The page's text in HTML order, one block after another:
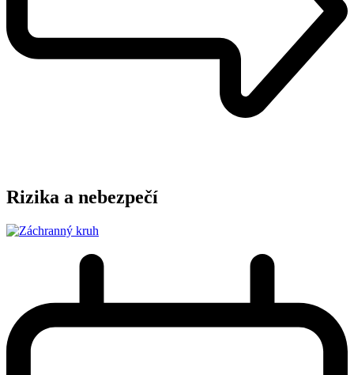
Rizika a nebezpečí